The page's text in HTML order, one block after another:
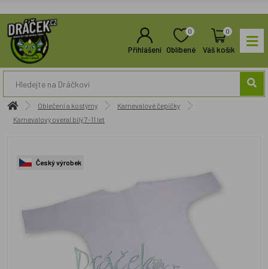
Přihlášení
0
Oblíbené
0
Váš košík
Oblečení a kostýmy
Karnevalové čepičky
Karnevalový overal bílý 7-11 let
Český výrobek